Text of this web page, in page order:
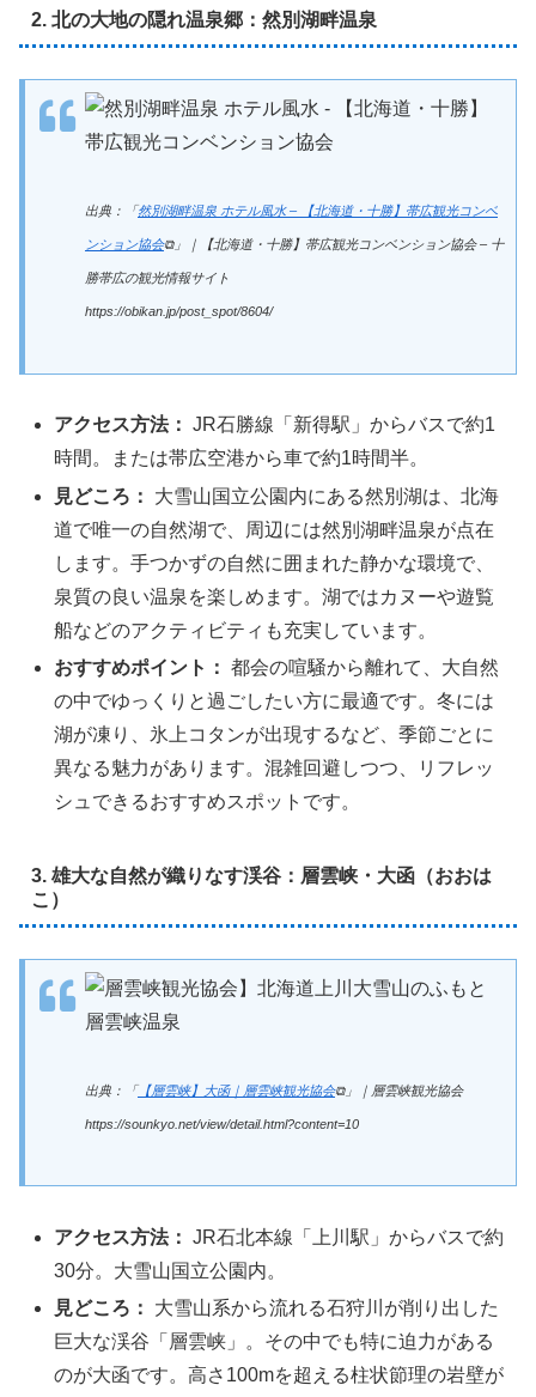
2. 北の大地の隠れ温泉郷：然別湖畔温泉
出典：「然別湖畔温泉 ホテル風水 – 【北海道・十勝】帯広観光コンベ
ンション協会⧉」｜【北海道・十勝】帯広観光コンベンション協会 – 十
勝帯広の観光情報サイト
https://obikan.jp/post_spot/8604/
アクセス方法： JR石勝線「新得駅」からバスで約1
時間。または帯広空港から車で約1時間半。
見どころ：
大雪山国立公園内にある然別湖は、北海
道で唯一の自然湖で、周辺には然別湖畔温泉が点在
します。手つかずの自然に囲まれた静かな環境で、
泉質の良い温泉を楽しめます。湖ではカヌーや遊覧
船などのアクティビティも充実しています。
おすすめポイント： 都会の喧騒から離れて、大自然
の中でゆっくりと過ごしたい方に最適です。冬には
湖が凍り、氷上コタンが出現するなど、季節ごとに
異なる魅力があります。混雑回避しつつ、リフレッ
シュできるおすすめスポットです。
3. 雄大な自然が織りなす渓谷：層雲峡・大函（おおは
こ）
出典：「【層雲峡】大函｜層雲峡観光協会⧉」｜層雲峡観光協会
https://sounkyo.net/view/detail.html?content=10
アクセス方法： JR石北本線「上川駅」からバスで約
30分。大雪山国立公園内。
見どころ：
大雪山系から流れる石狩川が削り出した
巨大な渓谷「層雲峡」。その中でも特に迫力がある
のが大函です。高さ100mを超える柱状節理の岩壁が